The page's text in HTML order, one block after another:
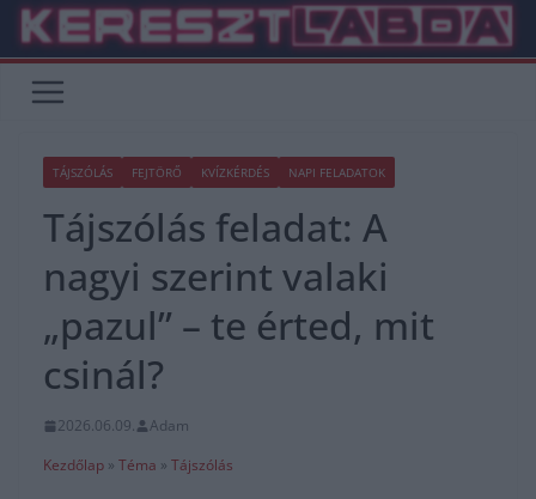
Skip
content
TÁJSZÓLÁS FEJTÖRŐ KVÍZKÉRDÉS NAPI FELADATOK
Tájszólás feladat: A
nagyi szerint valaki
„pazul” – te érted, mit
csinál?
2026.06.09.
Adam
Kezdőlap » Téma » Tájszólás